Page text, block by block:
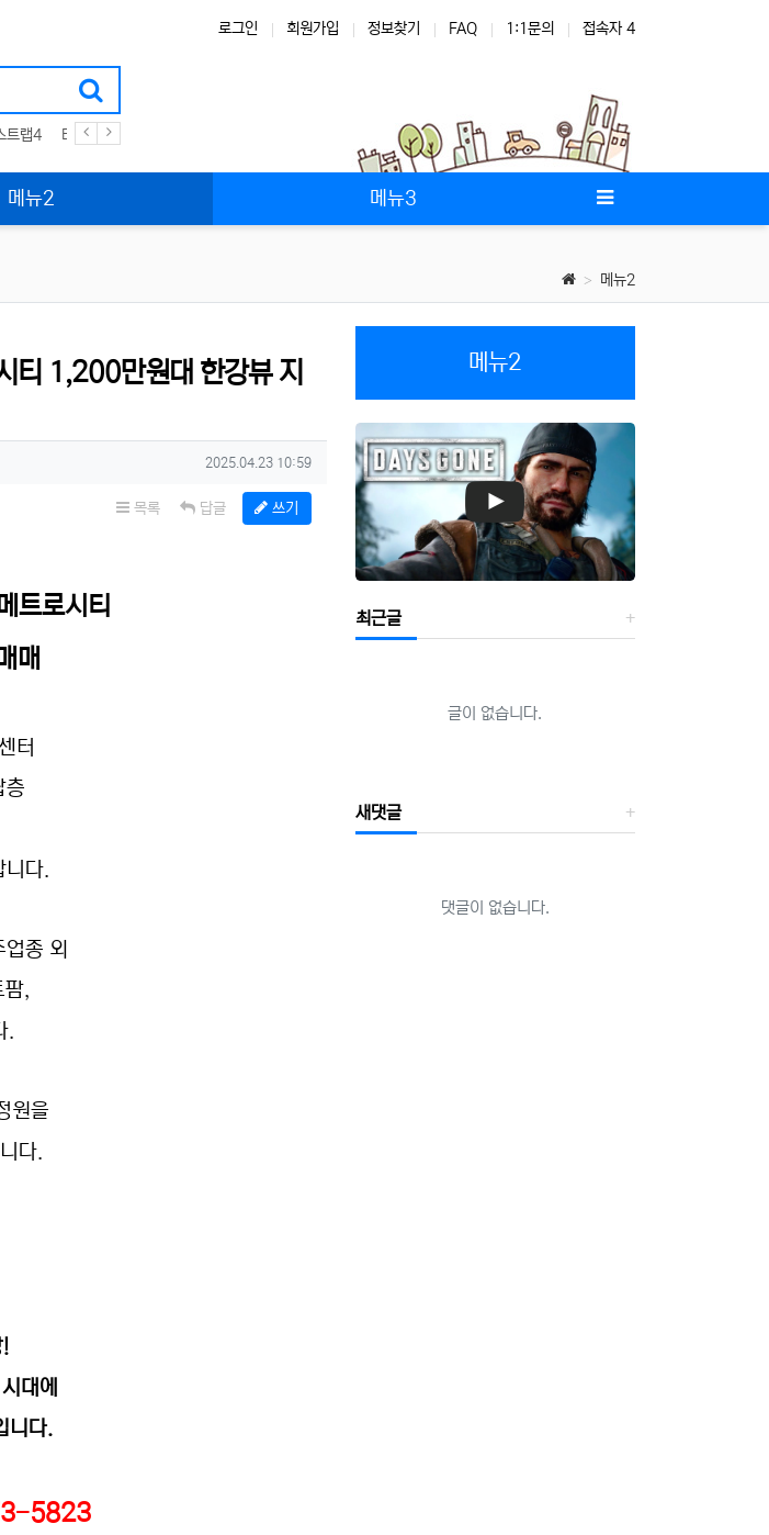
로그인 회원가입 정보찾기 FAQ 1:1문의 접속자 4
트랩4 테마 스킨
메뉴2 메뉴3
메뉴2
티 1,200만원대 한강뷰 지
작성일
2025.04.23 10:59
목록 답글 쓰기
트로시티
매
터
층
다.
종 외
팜,
원을
다.
대에
니다.
5823
메뉴2
최근글
글이 없습니다.
새댓글
댓글이 없습니다.